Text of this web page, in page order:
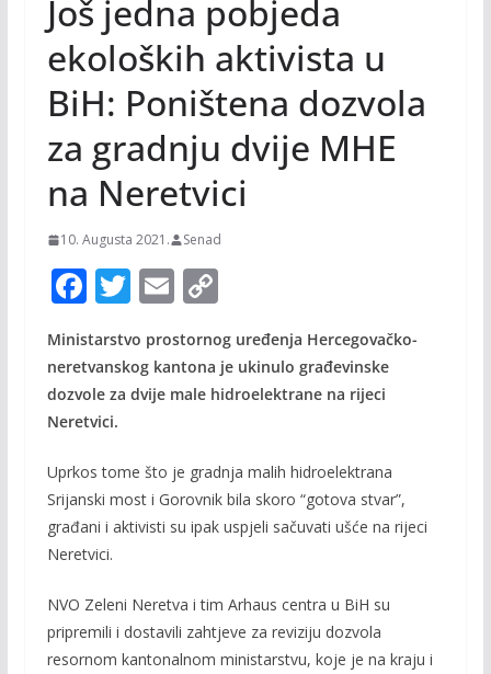
Još jedna pobjeda
ekoloških aktivista u
BiH: Poništena dozvola
za gradnju dvije MHE
na Neretvici
10. Augusta 2021. Senad
F
e
b
o
o
k
T
itt
er
E
ai
l
C
p
y
n
k
Ministarstvo prostornog uređenja Hercegovačko-
neretvanskog kantona je ukinulo građevinske
dozvole za dvije male hidroelektrane na rijeci
Neretvici.
Uprkos tome što je gradnja malih hidroelektrana
Srijanski most i Gorovnik bila skoro “gotova stvar”,
građani i aktivisti su ipak uspjeli sačuvati ušće na rijeci
Neretvici.
NVO Zeleni Neretva i tim Arhaus centra u BiH su
pripremili i dostavili zahtjeve za reviziju dozvola
resornom kantonalnom ministarstvu, koje je na kraju i